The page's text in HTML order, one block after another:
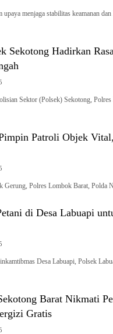
menjaga stabilitas keamanan dan
Sekotong Hadirkan
Sektor (Polsek) Sekotong, Polres
Patroli Objek
Polres Lombok Barat, Polda
di Desa Labuapi
Desa Labuapi, Polsek
Barat Nikmati
Gratis